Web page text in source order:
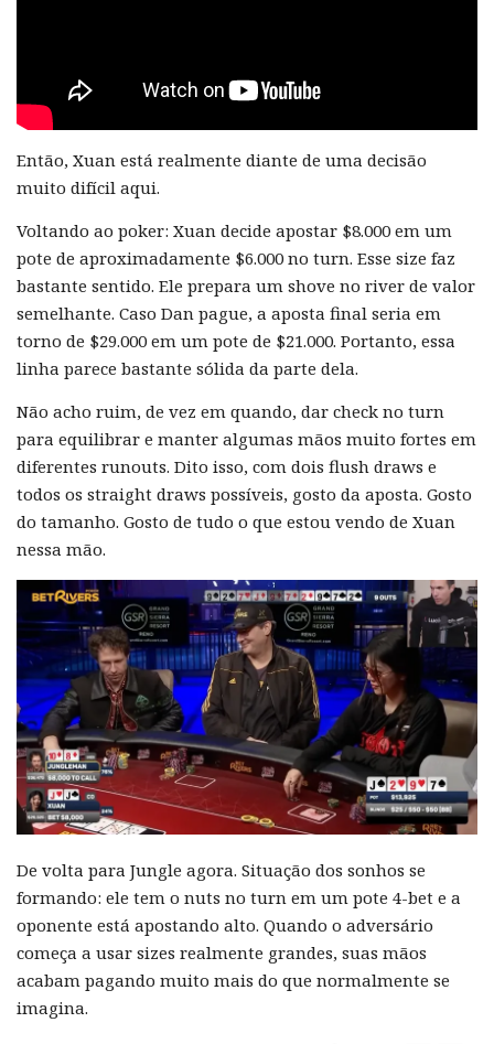
Então, Xuan está realmente diante de uma decisão
muito difícil aqui.
Voltando ao poker: Xuan decide apostar $8.000 em um
pote de aproximadamente $6.000 no turn. Esse size faz
bastante sentido. Ele prepara um shove no river de valor
semelhante. Caso Dan pague, a aposta final seria em
torno de $29.000 em um pote de $21.000. Portanto, essa
linha parece bastante sólida da parte dela.
Não acho ruim, de vez em quando, dar check no turn
para equilibrar e manter algumas mãos muito fortes em
diferentes runouts. Dito isso, com dois flush draws e
todos os straight draws possíveis, gosto da aposta. Gosto
do tamanho. Gosto de tudo o que estou vendo de Xuan
nessa mão.
De volta para Jungle agora. Situação dos sonhos se
formando: ele tem o nuts no turn em um pote 4-bet e a
oponente está apostando alto. Quando o adversário
começa a usar sizes realmente grandes, suas mãos
acabam pagando muito mais do que normalmente se
imagina.